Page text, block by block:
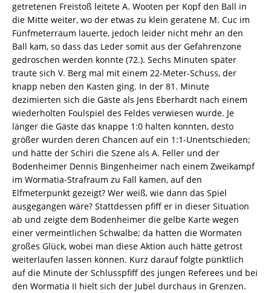
getretenen Freistoß leitete A. Wooten per Kopf den Ball in
die Mitte weiter, wo der etwas zu klein geratene M. Cuc im
Fünfmeterraum lauerte, jedoch leider nicht mehr an den
Ball kam, so dass das Leder somit aus der Gefahrenzone
gedroschen werden konnte (72.). Sechs Minuten später
traute sich V. Berg mal mit einem 22-Meter-Schuss, der
knapp neben den Kasten ging. In der 81. Minute
dezimierten sich die Gäste als Jens Eberhardt nach einem
wiederholten Foulspiel des Feldes verwiesen wurde. Je
länger die Gäste das knappe 1:0 halten konnten, desto
größer wurden deren Chancen auf ein 1:1-Unentschieden;
und hätte der Schiri die Szene als A. Feller und der
Bodenheimer Dennis Bingenheimer nach einem Zweikampf
im Wormatia-Strafraum zu Fall kamen, auf den
Elfmeterpunkt gezeigt? Wer weiß, wie dann das Spiel
ausgegangen wäre? Stattdessen pfiff er in dieser Situation
ab und zeigte dem Bodenheimer die gelbe Karte wegen
einer vermeintlichen Schwalbe; da hatten die Wormaten
großes Glück, wobei man diese Aktion auch hätte getrost
weiterlaufen lassen können. Kurz darauf folgte pünktlich
auf die Minute der Schlusspfiff des jungen Referees und bei
den Wormatia II hielt sich der Jubel durchaus in Grenzen.